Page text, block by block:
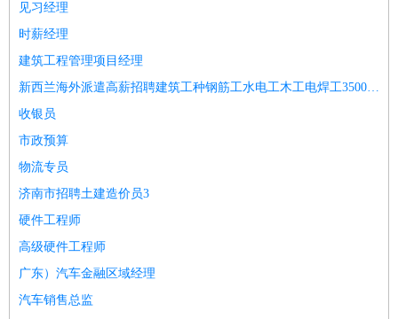
见习经理
时薪经理
建筑工程管理项目经理
新西兰海外派遣高薪招聘建筑工种钢筋工水电工木工电焊工35000办理正规工签
收银员
市政预算
物流专员
济南市招聘土建造价员3
硬件工程师
高级硬件工程师
广东）汽车金融区域经理
汽车销售总监